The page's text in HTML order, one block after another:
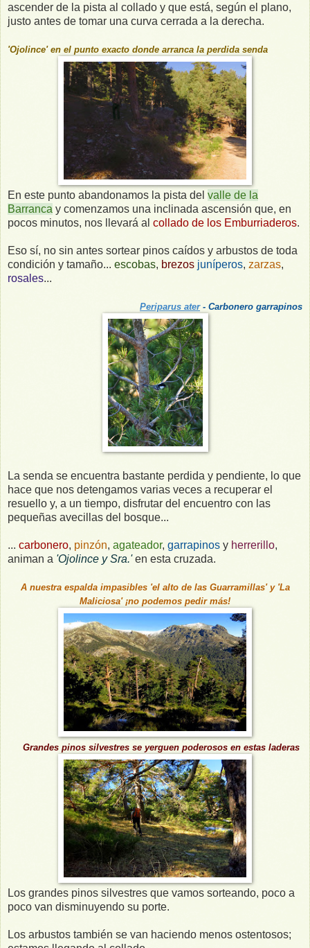
ascender de la pista al collado y que está, según el plano,
justo antes de tomar una curva cerrada a la derecha.
'Ojolince' en el punto exacto donde arranca la perdida senda
En este punto abandonamos la pista del valle de la
Barranca y comenzamos una inclinada ascensión que, en
pocos minutos, nos llevará al collado de los Emburriaderos.
Eso sí, no sin antes sortear pinos caídos y arbustos de toda
condición y tamaño... escobas, brezos juníperos, zarzas,
rosales...
Periparus ater- Carbonero garrapinos
La senda se encuentra bastante perdida y pendiente, lo que
hace que nos detengamos varias veces a recuperar el
resuello y, a un tiempo, disfrutar del encuentro con las
pequeñas avecillas del bosque...
... carbonero, pinzón, agateador, garrapinos y herrerillo,
animan a 'Ojolince y Sra.'en esta cruzada.
A nuestra espalda impasibles 'el alto de las Guarramillas' y 'La
Maliciosa' ¡no podemos pedir más!
Grandes pinos silvestres se yerguen poderosos en estas laderas
Los grandes pinos silvestres que vamos sorteando, poco a
poco van disminuyendo su porte.
Los arbustos también se van haciendo menos ostentosos;